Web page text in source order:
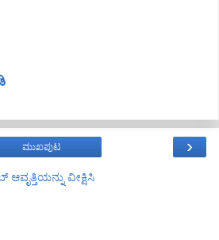
›
ಮುಖಪುಟ
ಆವೃತ್ತಿಯನ್ನು ವೀಕ್ಷಿಸಿ